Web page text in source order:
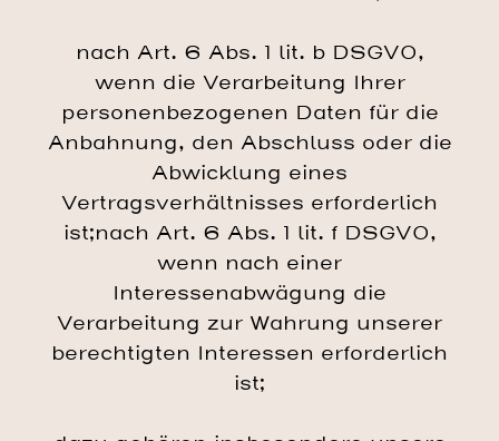
nach Art. 6 Abs. 1 lit. b DSGVO,
wenn die Verarbeitung Ihrer
personenbezogenen Daten für die
Anbahnung, den Abschluss oder die
Abwicklung eines
Vertragsverhältnisses erforderlich
ist;nach Art. 6 Abs. 1 lit. f DSGVO,
wenn nach einer
Interessenabwägung die
Verarbeitung zur Wahrung unserer
berechtigten Interessen erforderlich
ist;